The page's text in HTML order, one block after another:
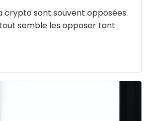
crypto sont souvent opposées.
semble les opposer tant